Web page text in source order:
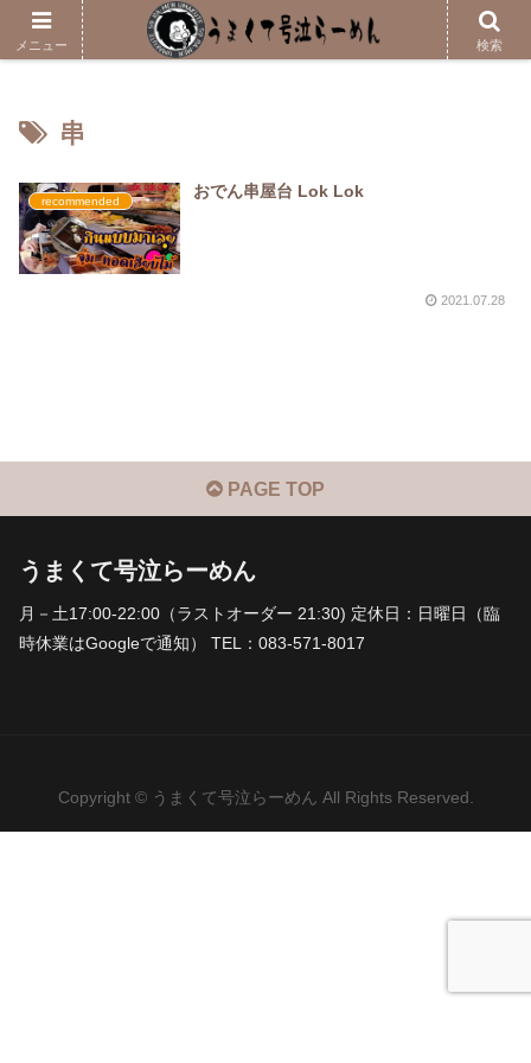
メニューはこちら
串
recommended
おでん串屋台 Lok Lok
2021.07.28
PAGE TOP
うまくて号泣らーめん
月－土17:00-22:00（ラストオーダー 21:30) 定休日：日曜日（臨
時休業はGoogleで通知） TEL：083-571-8017
Copyright © うまくて号泣らーめん All Rights Reserved.
メニュー 検索